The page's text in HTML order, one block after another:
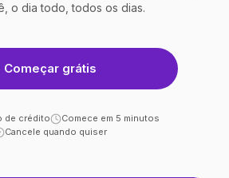
o dia todo, todos os dias.
Começar grátis
de crédito
Comece em 5 minutos
Cancele quando quiser